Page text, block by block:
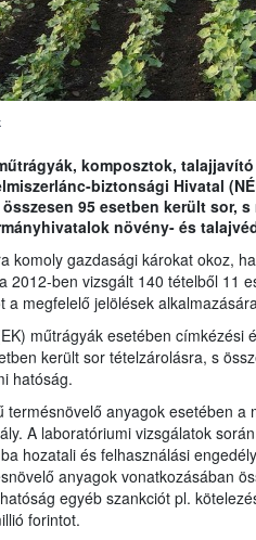
komposztok,
biztonsági Hivatal
95 esetben került sor,
növény- és
komoly gazdasági károkat okoz,
2012-ben vizsgált 140 tételből 11
a megfelelő jelölések
műtrágyák esetében címkézési
került sor tételzárolásra, s
hatóság.
termésnövelő anyagok esetében
A laboratóriumi vizsgálatok
hozatali és felhasználási
anyagok vonatkozásában
egyéb szankciót pl.
forintot.